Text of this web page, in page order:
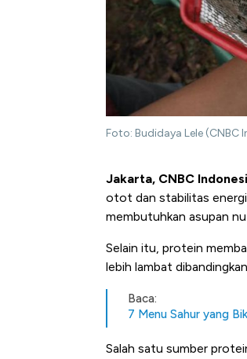
Foto: Budidaya Lele (CNBC
Jakarta, CNBC
otot dan stabilitas
membutuhkan asupan
Selain itu, protein
lebih lambat
Baca:
7 Menu Sahur yang
Salah satu sumber